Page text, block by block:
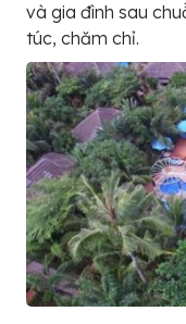
và gia đình sau
túc, chăm chỉ.